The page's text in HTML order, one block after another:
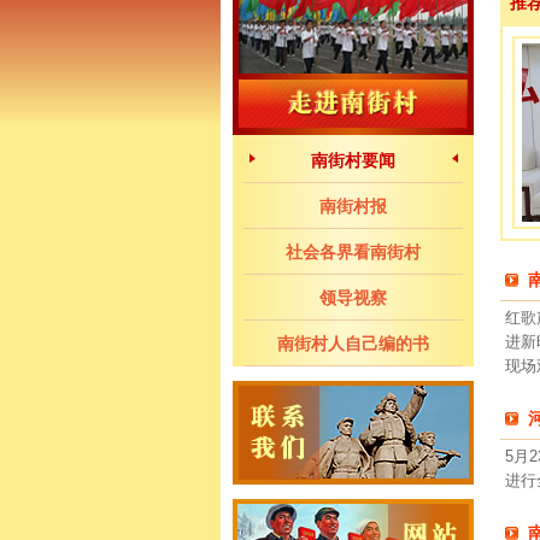
南街村要闻
南街村报
社会各界看南街村
领导视察
南街村人自己编的书
红歌
进新
现场
5月
进行